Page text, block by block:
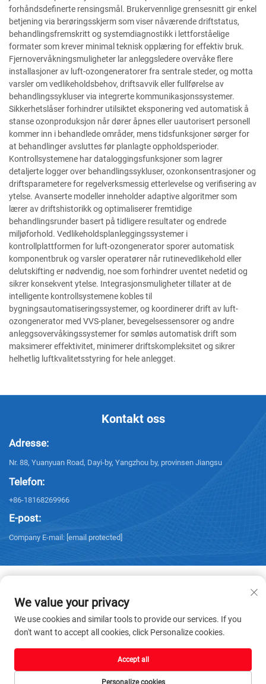
forhåndsdefinerte rensingsmål. Brukervennlige grensesnitt gir enkel
betjening via berøringsskjerm som viser nåværende driftstatus,
behandlingsfremskritt og systemdiagnostikk i lettforståelige
formater som krever minimal teknisk opplæring for effektiv bruk.
Fjernovervåkningsmuligheter lar anleggsledere overvåke flere
installasjoner av luft-ozongeneratorer fra sentrale steder, og motta
varsler om vedlikeholdsbehov, driftsavvik eller fullførelse av
behandlingssykluser via integrerte kommunikasjonssystemer.
Sikkerhetslåser forhindrer utilsiktet eksponering ved automatisk å
stanse ozonproduksjon når dører åpnes eller uautorisert personell
kommer inn i behandlede områder, mens tidsfunksjoner sørger for
at behandlinger avsluttes før planlagte oppholdsperioder.
Kontrollsystemene har dataloggingsfunksjoner som lagrer
detaljerte logger over behandlingssykluser, ozonkonsentrasjoner og
driftsparametere for regelverksmessig etterlevelse og verifisering av
ytelse. Avanserte modeller inneholder adaptive algoritmer som
lærer av driftshistorikk og optimaliserer fremtidige
behandlingsrunder basert på tidligere resultater og endrede
miljøforhold. Vedlikeholdsplanleggingssystemer i
kontrollplattformen for luft-ozongenerator sporer automatisk
komponentbruk og varsler operatører når rutinevedlikehold eller
delutskifting er nødvendig, noe som forhindrer uventet nedetid og
sikrer konsekvent ytelse. Integrasjonsmuligheter tillater at de
intelligente kontrollsystemene kobles til
bygningsautomatiseringssystemer, og koordinerer drift av luft-
ozongenerator med VVS-planer, bevegelsessensorer og andre
anleggsovervåkingssystemer for sømløs automatisk drift som
maksimerer effektivitet, minimerer driftskompleksitet og sikrer
helhetlig luftkvalitetsstyring for hele anlegget.
Kontakt oss
Adresse:
Nr. 88, Yuanyuan Road, Dayi-by, Yangzhou by, provinsen Jiangsu
Telefon:
+86-18168269966
E-post:
Company E-mail: [email protected]
Copyright © 2025 Yangzhou Sanxing Technology CO.,LTD. Alle rettigheter
reservert. -Personvernerklæring
We value your privacy
We use cookies and similar tools to provide our services. If you
don't want to accept all cookies, click Personalize cookies.
Personalize cookies
Accept all